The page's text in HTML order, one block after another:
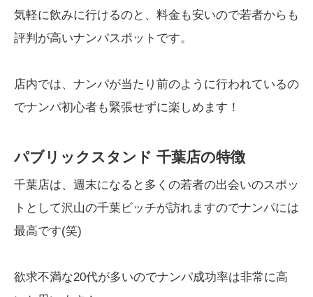
気軽に飲みに行けるのと、料金も安いので若者からも
評判が高いナンパスポットです。
店内では、ナンパが当たり前のように行われているの
でナンパ初心者も緊張せずに楽しめます！
パブリックスタンド 千葉店の特徴
千葉店は、週末になると多くの若者の出会いのスポッ
トとして沢山の千葉ビッチが訪れますのでナンパには
最高です(笑)
欲求不満な20代が多いのでナンパ成功率は非常に高